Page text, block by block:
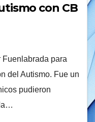
con CB
para
del Autismo. Fue un
pudieron